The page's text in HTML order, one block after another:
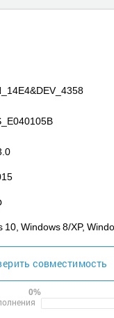
&DEV_4358
10, Windows 8/XP,
совместимость
0%